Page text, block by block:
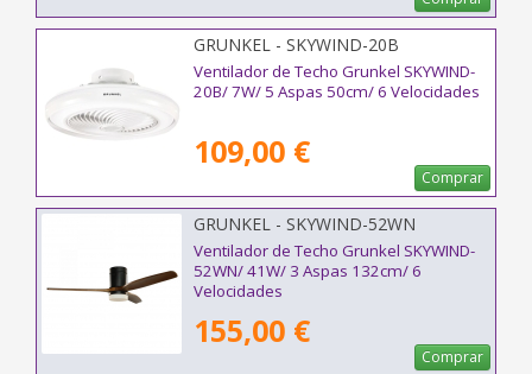
GRUNKEL - SKYWIND-20B
Ventilador de Techo Grunkel SKYWIND-
20B/ 7W/ 5 Aspas 50cm/ 6 Velocidades
109,00 €
Comprar
GRUNKEL - SKYWIND-52WN
Ventilador de Techo Grunkel SKYWIND-
52WN/ 41W/ 3 Aspas 132cm/ 6
Velocidades
155,00 €
Comprar